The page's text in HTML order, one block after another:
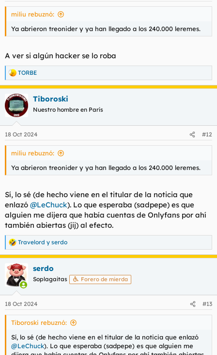
miliu rebuznó:
Ya abrieron treonider y ya han llegado a los 240.000 leremes.
A ver si algún hacker se lo roba
R
e
a
c
c
i
e
s
TORBE
Tiboroski
Nuestro hombre en París
18 Oct 2024 #12
miliu rebuznó:
Ya abrieron treonider y ya han llegado a los 240.000 leremes.
Sí, lo sé (de hecho viene en el titular de la noticia que
enlazó @LeChuck). Lo que esperaba (sadpepe) es que
alguien me dijera que había cuentas de Onlyfans por ahí
también abiertas (jij) al efecto.
R
e
a
c
c
i
e
s
Travelord y serdo
serdo
Soplagaitas Forero de mierda
18 Oct 2024 #13
Tiboroski rebuznó:
Sí, lo sé (de hecho viene en el titular de la noticia que enlazó
@LeChuck). Lo que esperaba (sadpepe) es que alguien me